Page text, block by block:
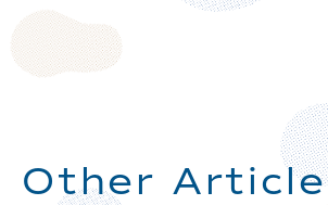
Other Article